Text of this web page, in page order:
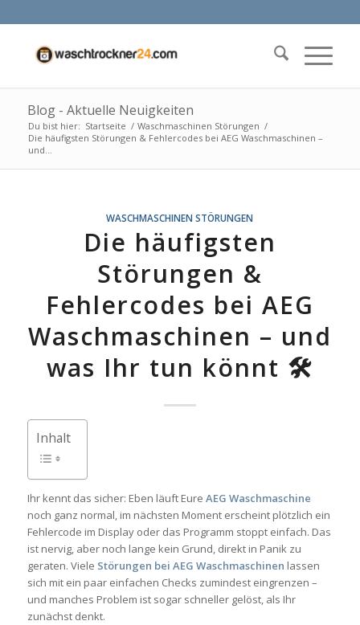
Blog - Aktuelle Neuigkeiten
Du bist hier: Startseite / Waschmaschinen Störungen /
Die häufigsten Störungen & Fehlercodes bei AEG Waschmaschinen –
und...
WASCHMASCHINEN STÖRUNGEN
Die häufigsten
Störungen &
Fehlercodes bei AEG
Waschmaschinen – und
was Ihr tun könnt 🛠️
Inhalt
Ihr kennt das sicher: Eben läuft Eure AEG Waschmaschine
noch ganz normal, im nächsten Moment erscheint plötzlich ein
Fehlercode im Display oder das Programm stoppt einfach. Das
ist nervig, aber noch lange kein Grund, direkt in Panik zu
geraten. Viele Störungen bei AEG Waschmaschinen lassen
sich mit ein paar einfachen Checks zumindest eingrenzen –
und manches Problem ist sogar schneller gelöst, als Ihr
zunächst denkt.